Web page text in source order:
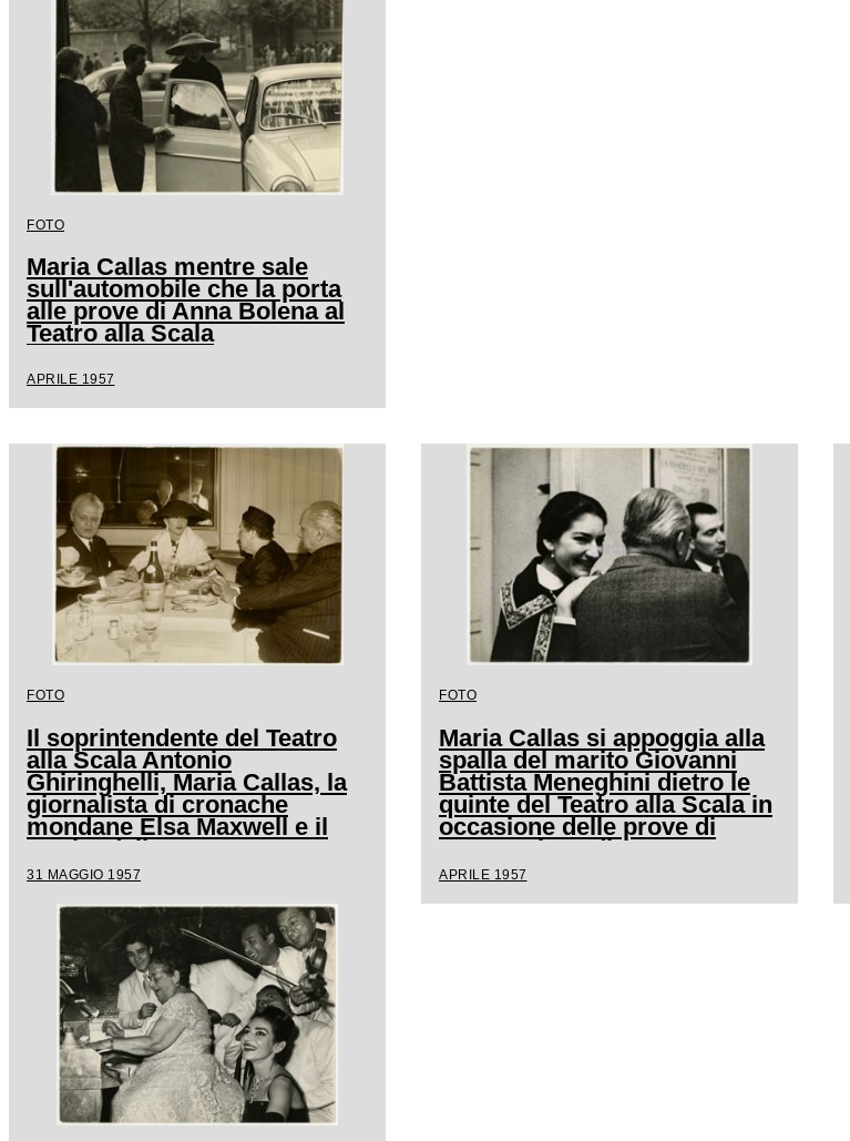
scaligera
FOTO
Maria Callas mentre sale
sull'automobile che la porta
alle prove di Anna Bolena al
Teatro alla Scala
APRILE 1957
FOTO
Il soprintendente del Teatro
alla Scala Antonio
Ghiringhelli, Maria Callas, la
giornalista di cronache
mondane Elsa Maxwell e il
marito della soprano
Giovanni Battista Meneghini
31 MAGGIO 1957
FOTO
Maria Callas si appoggia alla
spalla del marito Giovanni
Battista Meneghini dietro le
quinte del Teatro alla Scala in
occasione delle prove di
Anna Bolena di Gaetano
Donizetti
APRILE 1957